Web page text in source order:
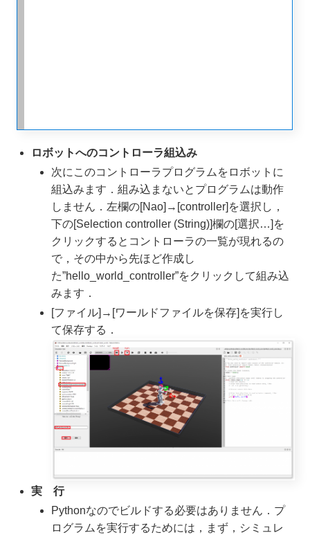
ロボットへのコントローラ組込み
次にこのコントローラプログラムをロボットに
組込みます．組み込まないとプログラムは動作
しません．左欄の[Nao]→[controller]を選択し，
下の[Selection controller (String)]欄の[選択…]を
クリックするとコントローラの一覧が現れるの
で，その中から先ほど作成し
た”hello_world_controller”をクリックして組み込
みます．
[ファイル]→[ワールドファイルを保存]を実行し
て保存する．
実 行
Pythonなのでビルドする必要はありません．プ
ログラムを実行するためには，まず，シミュレ